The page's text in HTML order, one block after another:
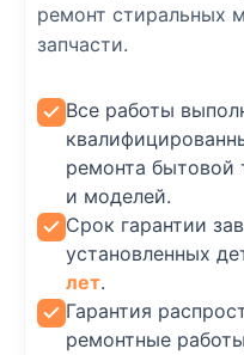
ремонт стиральных
запчасти.
Все работы
ремонта бытовой
и моделей.
Срок гарантии
установленных
лет.
Гарантия
ремонтные